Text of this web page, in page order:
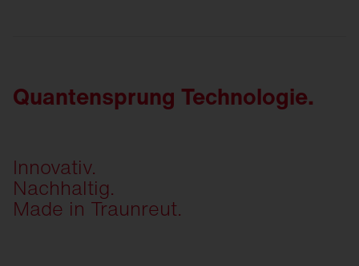
Quantensprung Technologie.
Innovativ.
Nachhaltig.
Made in Traunreut.